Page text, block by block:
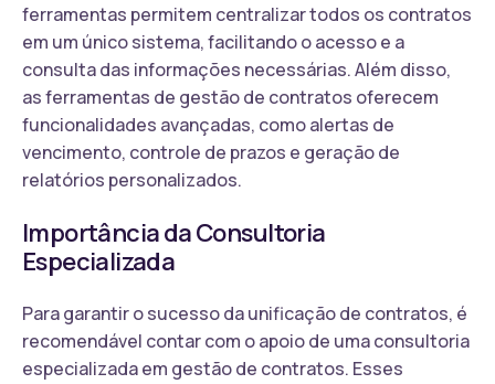
ferramentas permitem centralizar todos os contratos
em um único sistema, facilitando o acesso e a
consulta das informações necessárias. Além disso,
as ferramentas de gestão de contratos oferecem
funcionalidades avançadas, como alertas de
vencimento, controle de prazos e geração de
relatórios personalizados.
Importância da Consultoria
Especializada
Para garantir o sucesso da unificação de contratos, é
recomendável contar com o apoio de uma consultoria
especializada em gestão de contratos. Esses